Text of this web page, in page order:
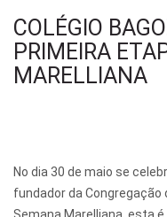
COLÉGIO
PRIMEIRA
MARELLIANA
No dia 30 de maio se
fundador da Congregação